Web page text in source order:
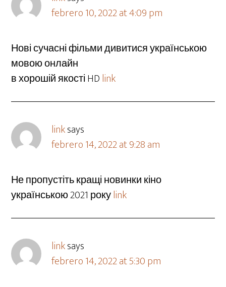
febrero 10, 2022 at 4:09 pm
Нові сучасні фільми дивитися українською
мовою онлайн
в хорошій якості HDlink
linksays
febrero 14, 2022 at 9:28 am
Не пропустіть кращі новинки кіно
українською 2021 рокуlink
linksays
febrero 14, 2022 at 5:30 pm